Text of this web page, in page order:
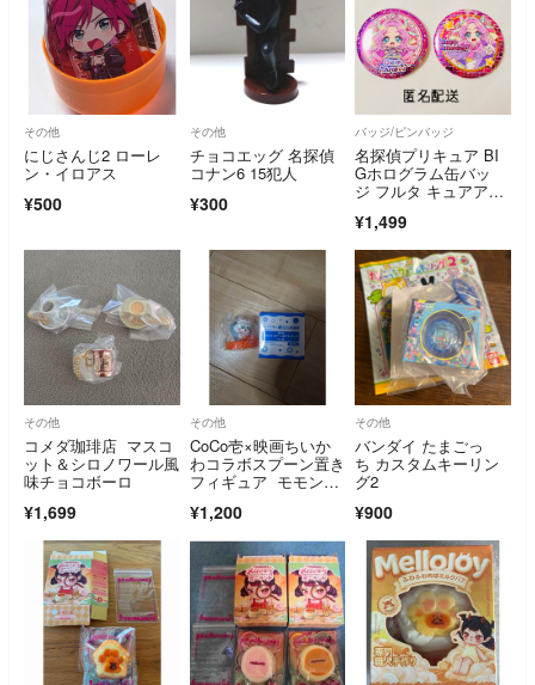
その他
にじさんじ2 ローレ
ン・イロアス
¥500
その他
チョコエッグ 名探偵
コナン6 15犯人
¥300
バッジ/ピンバッジ
名探偵プリキュア BI
Gホログラム缶バッ
ジ フルタ キュアアン
¥1,499
その他
コメダ珈琲店 マスコ
ット＆シロノワール風
味チョコボーロ
¥1,699
その他
CoCo壱×映画ちいか
わコラボスプーン置き
フィギュア モモン
¥1,200
その他
バンダイ たまごっ
ち カスタムキーリン
グ2
¥900